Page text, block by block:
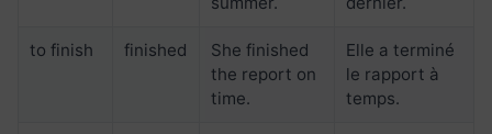
to finish finished
She finished
the report on
time.
Elle a terminé
le rapport à
temps.